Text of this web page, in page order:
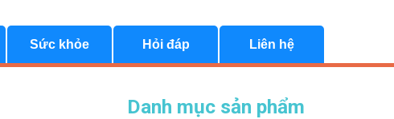
Sức khỏe Hỏi đáp Liên hệ
Danh mục sản phẩm